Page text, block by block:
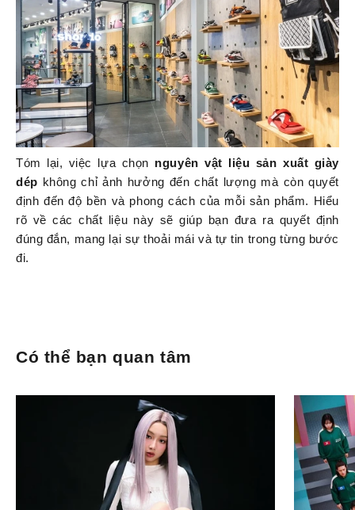
Tóm lại, việc lựa chọn nguyên vật liệu sản xuất giày
dép không chỉ ảnh hưởng đến chất lượng mà còn quyết
định đến độ bền và phong cách của mỗi sản phẩm. Hiểu
rõ về các chất liệu này sẽ giúp bạn đưa ra quyết định
đúng đắn, mang lại sự thoải mái và tự tin trong từng bước
đi.
Có thể bạn quan tâm